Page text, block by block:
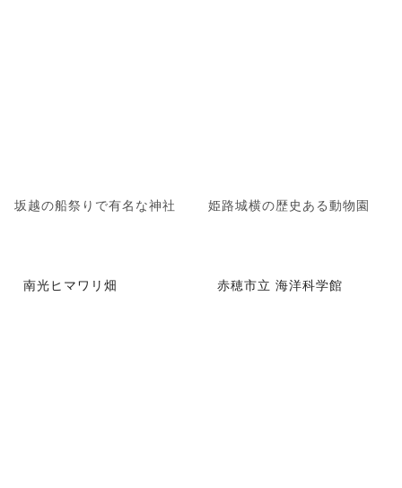
坂越の船祭りで有名な神社 姫路城横の歴史ある動物園
南光ヒマワリ畑 赤穂市立 海洋科学館